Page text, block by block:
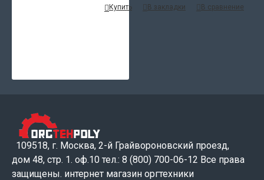
Купить В закладки В сравнение
109518, г. Москва, 2-й Грайвороновский проезд,
дом 48, стр. 1. оф.10 тел.: 8 (800) 700-06-12 Все права
защищены. интернет магазин оргтехники